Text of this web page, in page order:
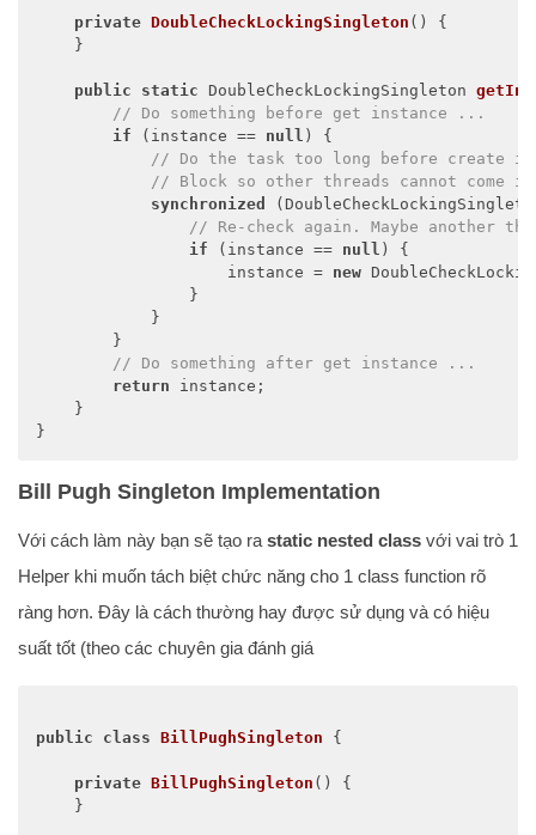
private DoubleCheckLockingSingleton ()
{
    }
public static DoubleCheckLockingSingleton
// Do something before get instance ...
if (instance == null ) {
// Do the task too long before create
// Block so other threads cannot
synchronized
// Re-check again. Maybe another
if (instance == null ) {
                    instance =
new
                }
            }
        }
// Do something after get instance ...
return instance;
    }
}
Bill Pugh Singleton Implementation
Với cách làm này bạn sẽ tạo ra static nested class với vai trò 1
Helper khi muốn tách biệt chức năng cho 1 class function rõ
ràng hơn. Đây là cách thường hay được sử dụng và có hiệu
suất tốt (theo các chuyên gia đánh giá
public class BillPughSingleton {
private BillPughSingleton ()
{
    }